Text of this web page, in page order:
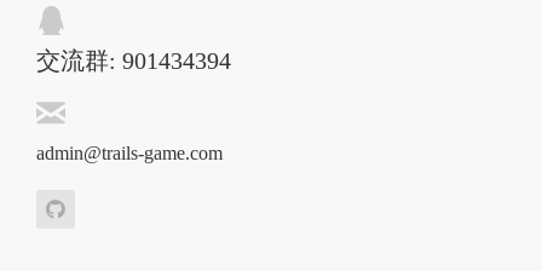
交流群: 901434394
admin@trails-game.com